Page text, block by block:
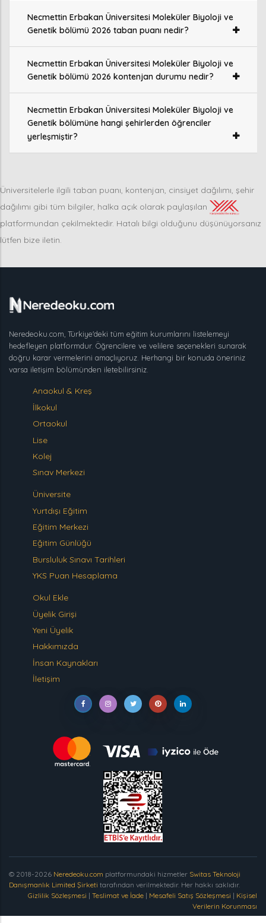
Necmettin Erbakan Üniversitesi Moleküler Biyoloji ve
Genetik bölümü 2026 taban puanı nedir?
Necmettin Erbakan Üniversitesi Moleküler Biyoloji ve
Genetik bölümü 2026 kontenjan durumu nedir?
Necmettin Erbakan Üniversitesi Moleküler Biyoloji ve
Genetik bölümüne hangi şehirlerden öğrenciler
yerleşmiştir?
Üniversitelerle ilgili taban puanı, kontenjan, cinsiyet dağılımı, şehir
dağılımı gibi tüm bilgiler, halka açık olarak paylaşılan
platformundan çekilmektedir. Hatalı bilgi olduğunu düşünüyorsanız
lütfen bize iletin.
Neredeoku.com, Türkiye'deki tüm eğitim kurumlarını listelemeyi
hedefleyen platformdur. Öğrencilere ve velilere seçenekleri sunarak
doğru karar vermelerini amaçlıyoruz. Herhangi bir konuda öneriniz
varsa iletişim bölümünden iletebilirsiniz.
Anaokul & Kreş
İlkokul
Ortaokul
Lise
Kolej
Sınav Merkezi
Üniversite
Yurtdışı Eğitim
Eğitim Merkezi
Eğitim Günlüğü
Bursluluk Sınavı Tarihleri
YKS Puan Hesaplama
Okul Ekle
Üyelik Girişi
Yeni Üyelik
Hakkımızda
İnsan Kaynakları
İletişim
© 2018-2026 Neredeoku.com platformundaki hizmetler Switas Teknoloji
Danışmanlık Limited Şirketi tarafından verilmektedir. Her hakkı saklıdır.
Gizlilik Sözleşmesi | Teslimat ve İade | Mesafeli Satış Sözleşmesi | Kişisel
Verilerin Korunması